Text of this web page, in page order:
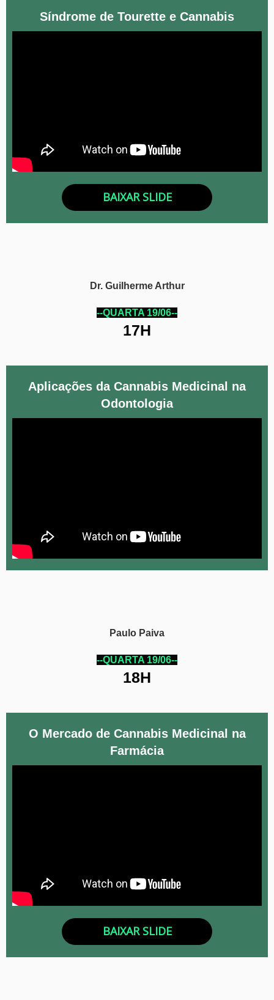
Síndrome de Tourette e Cannabis
BAIXAR SLIDE
Dr. Guilherme Arthur
--QUARTA 19/06--
17H
Aplicações da Cannabis Medicinal na
Odontologia
Paulo Paiva
--QUARTA 19/06--
18H
O Mercado de Cannabis Medicinal na
Farmácia
BAIXAR SLIDE